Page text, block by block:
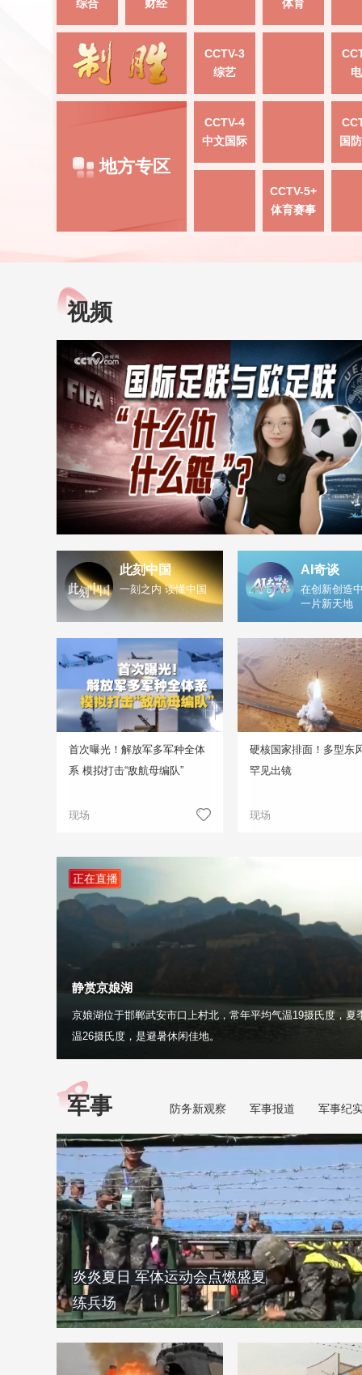
综合 财经 体育
CCTV-3
综艺
地方专区
CCTV-4
中文国际
国
CCTV-5+
体育赛事
视频
此刻中国
一刻之内 读懂中国
AI奇谈
在创新创造
一片新天地
首次曝光！解放军多军种全体
系 模拟打击“敌航母编队”
现场
硬核国家排面！多型东
罕见出镜
现场
正在直播
静赏京娘湖
京娘湖位于邯郸武安市口上村北，常年平均气温19摄氏度，夏
温26摄氏度，是避暑休闲佳地。
军事 防务新观察 军事报道 军事纪
炎炎夏日 军体运动会点燃盛夏
练兵场